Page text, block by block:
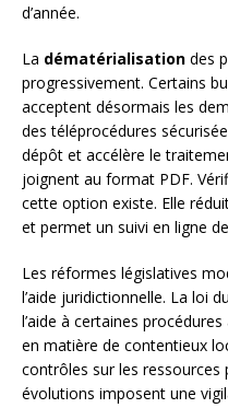
d’année.
La dématérialisation des
progressivement. Certains
acceptent désormais les
des téléprocédures
dépôt et accélère le
joignent au format PDF.
cette option existe. Elle
et permet un suivi en ligne
Les réformes législatives
l’aide juridictionnelle. La loi
l’aide à certaines
en matière de contentieux
contrôles sur les ressources
évolutions imposent une